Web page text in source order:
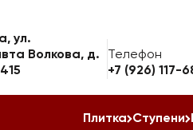
ул.
Волкова, д.
Телефон
+7 (926) 117-
Плитка Ступени